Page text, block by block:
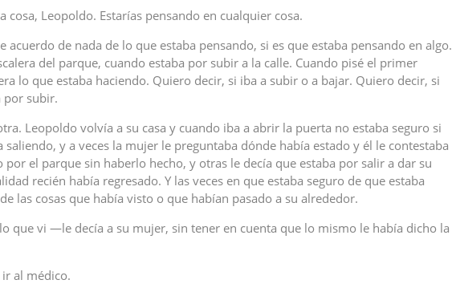
Leopoldo. Estarías pensando en cualquier cosa.
de nada de lo que estaba pensando, si es que estaba pensando en algo.
del parque, cuando estaba por subir a la calle. Cuando pisé el primer
lo que estaba haciendo. Quiero decir, si iba a subir o a bajar. Quiero decir, si
por subir.
Leopoldo volvía a su casa y cuando iba a abrir la puerta no estaba seguro si
saliendo, y a veces la mujer le preguntaba dónde había estado y él le contestaba
por el parque sin haberlo hecho, y otras le decía que estaba por salir a dar su
recién había regresado. Y las veces en que estaba seguro de que estaba
las cosas que había visto o que habían pasado a su alrededor.
que vi —le decía a su mujer, sin tener en cuenta que lo mismo le había dicho la
al médico.